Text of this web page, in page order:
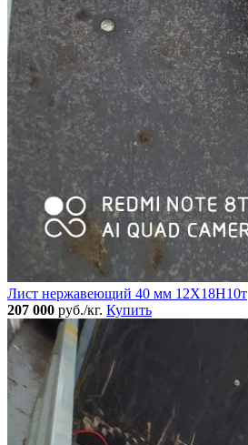
Лист нержавеющий 40 мм 12Х18Н10т
207 000 руб./кг. Купить